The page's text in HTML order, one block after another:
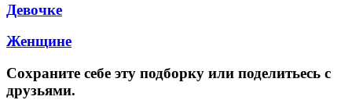
Девочке
Женщине
Сохраните себе эту подборку или поделитьесь с
друзьями.